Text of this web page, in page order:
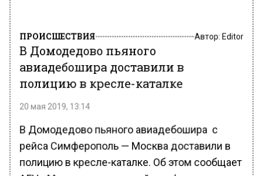
ПРОИСШЕСТВИЯ Автор:Editor
В Домодедово пьяного
авиадебошира доставили в
полицию в кресле-каталке
20 мая 2019, 13:14
В Домодедово пьяного авиадебошира с
рейса Симферополь — Москва доставили в
полицию в кресле-каталке. Об этом сообщает